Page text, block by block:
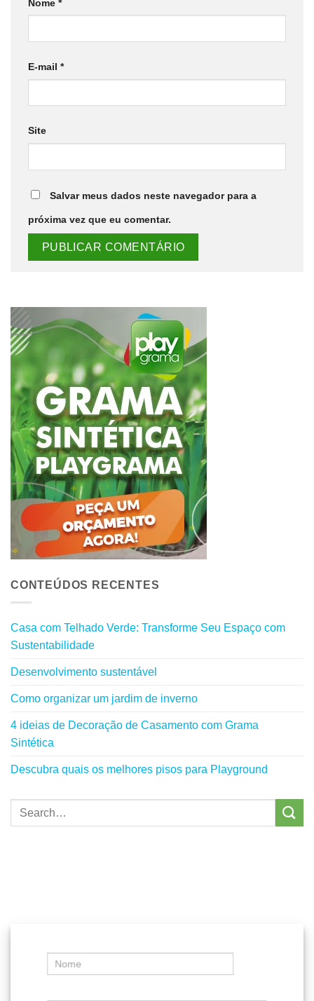
Nome *
E-mail *
Site
Salvar meus dados neste navegador para a
próxima vez que eu comentar.
CONTEÚDOS RECENTES
Casa com Telhado Verde: Transforme Seu Espaço com
Sustentabilidade
Desenvolvimento sustentável
Como organizar um jardim de inverno
4 ideias de Decoração de Casamento com Grama
Sintética
Descubra quais os melhores pisos para Playground